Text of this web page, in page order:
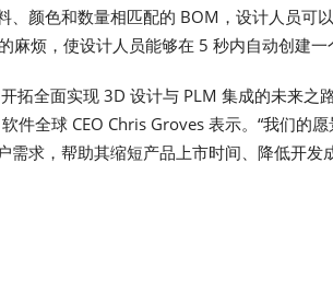
、颜色和数量相匹配的 BOM，设计人员可
麻烦，使设计人员能够在 5 秒内自动创建一
拓全面实现 3D 设计与 PLM 集成的未来之
件全球 CEO Chris Groves 表示。“我们的
需求，帮助其缩短产品上市时间、降低开发